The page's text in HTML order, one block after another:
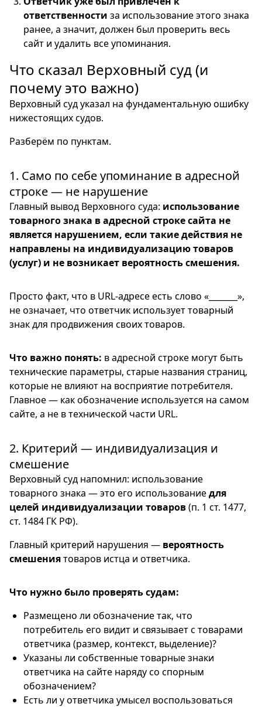
ответственности за использование этого знака
ранее, а значит, должен был проверить весь
сайт и удалить все упоминания.
Что сказал Верховный суд (и
почему это важно)
Верховный суд указал на фундаментальную ошибку
нижестоящих судов.
Разберём по пунктам.
1. Само по себе упоминание в адресной
строке — не нарушение
Главный вывод Верховного суда: использование
товарного знака в адресной строке сайта не
является нарушением, если такие действия не
направлены на индивидуализацию товаров
(услуг) и не возникает вероятность смешения.
Просто факт, что в URL-адресе есть слово «_______»,
не означает, что ответчик использует товарный
знак для продвижения своих товаров.
Что важно понять: в адресной строке могут быть
технические параметры, старые названия страниц,
которые не влияют на восприятие потребителя.
Главное — как обозначение используется на самом
сайте, а не в технической части URL.
2. Критерий — индивидуализация и
смешение
Верховный суд напомнил: использование
товарного знака — это его использованиедля
целей индивидуализации товаров(п. 1 ст. 1477,
ст. 1484 ГК РФ).
Главный критерий нарушения — вероятность
смешениятоваров истца и ответчика.
Что нужно было проверять судам:
Размещено ли обозначение так, что
потребитель его видит и связывает с товарами
ответчика (размер, контекст, выделение)?
Указаны ли собственные товарные знаки
ответчика на сайте наряду со спорным
обозначением?
Есть ли у ответчика умысел воспользоваться